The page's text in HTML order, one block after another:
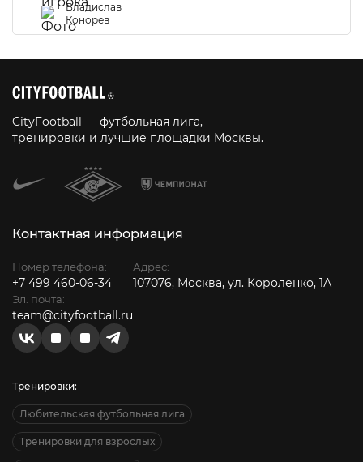
Владислав
Конорев
CityFootball — футбольная лига,
тренировки и лучшие площадки Москвы.
Контактная информация
Номер телефона:
+7 499 460-06-34
Эл. почта:
team@cityfootball.ru
Адрес:
107076, Москва, ул. Короленко, 1А
Тренировки:
Любительская футбольная лига
Тренировки для взрослых